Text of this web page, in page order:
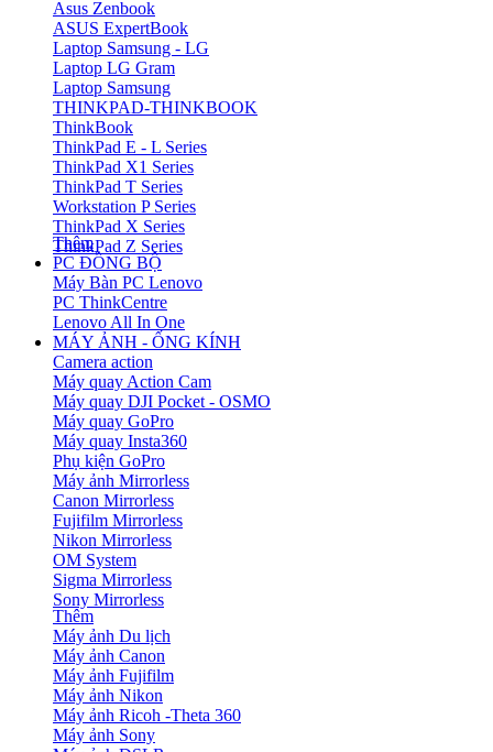
Asus Zenbook
ASUS ExpertBook
Laptop Samsung - LG
Laptop LG Gram
Laptop Samsung
THINKPAD-THINKBOOK
ThinkBook
ThinkPad E - L Series
ThinkPad X1 Series
ThinkPad T Series
Workstation P Series
ThinkPad X Series
ThinkPad Z Series
Thêm
PC ĐỒNG BỘ
Máy Bàn PC Lenovo
PC ThinkCentre
Lenovo All In One
MÁY ẢNH - ỐNG KÍNH
Camera action
Máy quay Action Cam
Máy quay DJI Pocket - OSMO
Máy quay GoPro
Máy quay Insta360
Phụ kiện GoPro
Máy ảnh Mirrorless
Canon Mirrorless
Fujifilm Mirrorless
Nikon Mirrorless
OM System
Sigma Mirrorless
Sony Mirrorless
Thêm
Máy ảnh Du lịch
Máy ảnh Canon
Máy ảnh Fujifilm
Máy ảnh Nikon
Máy ảnh Ricoh -Theta 360
Máy ảnh Sony